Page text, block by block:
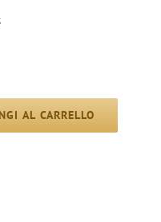
AL CARRELLO